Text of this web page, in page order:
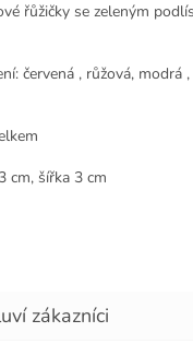
řůžičky se zeleným
červená , růžová, modrá
cm, šířka 3 cm